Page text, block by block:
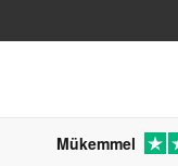
Mükemmel